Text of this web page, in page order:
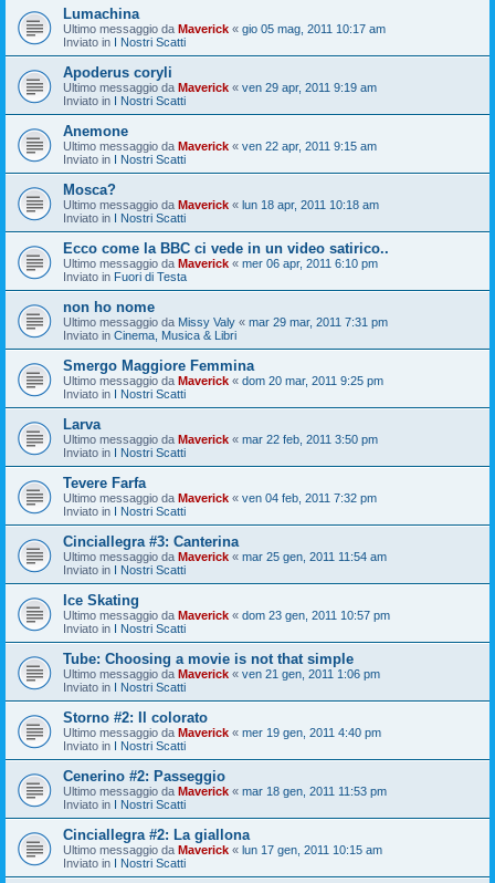
Lumachina
Ultimo messaggio da Maverick « gio 05 mag, 2011 10:17 am
Inviato in I Nostri Scatti
Apoderus coryli
Ultimo messaggio da Maverick « ven 29 apr, 2011 9:19 am
Inviato in I Nostri Scatti
Anemone
Ultimo messaggio da Maverick « ven 22 apr, 2011 9:15 am
Inviato in I Nostri Scatti
Mosca?
Ultimo messaggio da Maverick « lun 18 apr, 2011 10:18 am
Inviato in I Nostri Scatti
Ecco come la BBC ci vede in un video satirico..
Ultimo messaggio da Maverick « mer 06 apr, 2011 6:10 pm
Inviato in Fuori di Testa
non ho nome
Ultimo messaggio da Missy Valy « mar 29 mar, 2011 7:31 pm
Inviato in Cinema, Musica & Libri
Smergo Maggiore Femmina
Ultimo messaggio da Maverick « dom 20 mar, 2011 9:25 pm
Inviato in I Nostri Scatti
Larva
Ultimo messaggio da Maverick « mar 22 feb, 2011 3:50 pm
Inviato in I Nostri Scatti
Tevere Farfa
Ultimo messaggio da Maverick « ven 04 feb, 2011 7:32 pm
Inviato in I Nostri Scatti
Cinciallegra #3: Canterina
Ultimo messaggio da Maverick « mar 25 gen, 2011 11:54 am
Inviato in I Nostri Scatti
Ice Skating
Ultimo messaggio da Maverick « dom 23 gen, 2011 10:57 pm
Inviato in I Nostri Scatti
Tube: Choosing a movie is not that simple
Ultimo messaggio da Maverick « ven 21 gen, 2011 1:06 pm
Inviato in I Nostri Scatti
Storno #2: Il colorato
Ultimo messaggio da Maverick « mer 19 gen, 2011 4:40 pm
Inviato in I Nostri Scatti
Cenerino #2: Passeggio
Ultimo messaggio da Maverick « mar 18 gen, 2011 11:53 pm
Inviato in I Nostri Scatti
Cinciallegra #2: La giallona
Ultimo messaggio da Maverick « lun 17 gen, 2011 10:15 am
Inviato in I Nostri Scatti